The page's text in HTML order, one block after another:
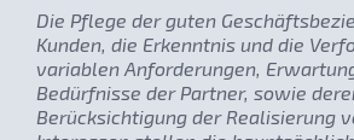
Die Pflege der guten
Kunden, die Erkenntnis und die
variablen Anforderungen,
Bedürfnisse der Partner, sowie
Berücksichtigung der Realisierung